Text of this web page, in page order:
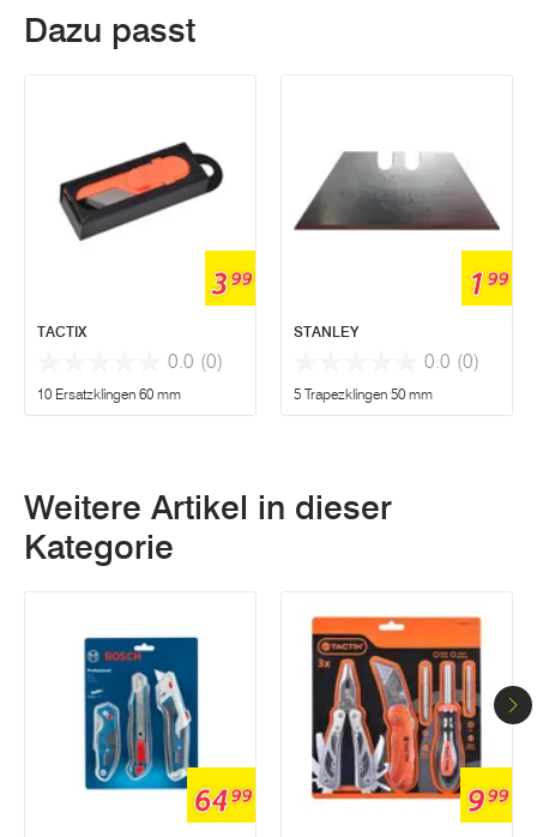
Dazu passt
399
TACTIX
0.0 (0)
10 Ersatzklingen 60 mm
199
STANLEY
0.0 (0)
5 Trapezklingen 50 mm
Weitere Artikel in dieser
Kategorie
6499 999